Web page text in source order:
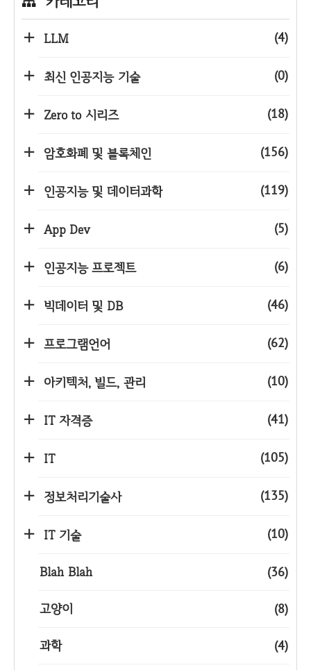
LLM (4)
최신 인공지능 기술 (0)
Zero to 시리즈 (18)
암호화폐 및 블록체인 (156)
인공지능 및 데이터과학 (119)
App Dev (5)
인공지능 프로젝트 (6)
빅데이터 및 DB (46)
프로그램언어 (62)
아키텍처, 빌드, 관리 (10)
IT 자격증 (41)
IT (105)
정보처리기술사 (135)
IT 기술 (10)
Blah Blah (36)
고양이 (8)
과학 (4)